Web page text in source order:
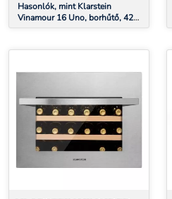
Hasonlók, mint Klarstein
Vinamour 16 Uno, borhűtő, 42
liter, 16 palack, 5-18°C, 41 dB,